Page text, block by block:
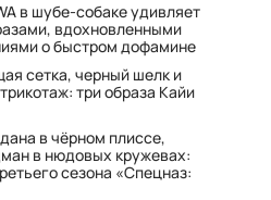
в шубе-собаке удивляет
вдохновленными
о быстром дофамине
сетка, черный шелк и
три образа Кайи
в чёрном плиссе,
в нюдовых кружевах:
сезона «Спецназ: